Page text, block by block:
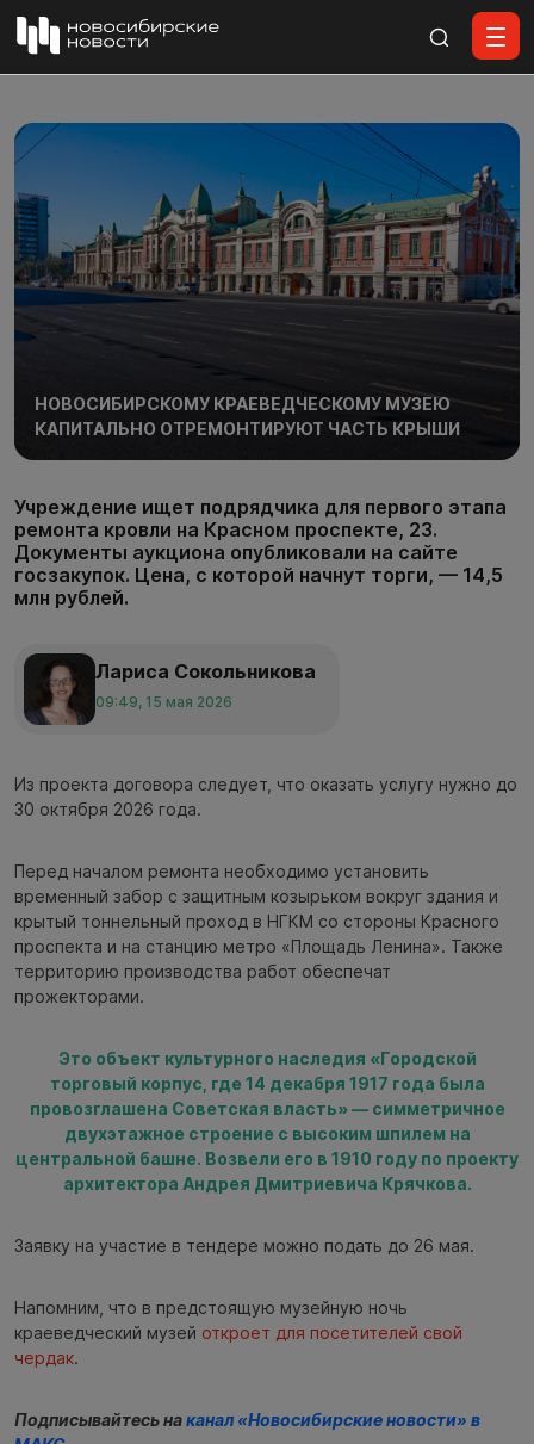
НОВОСИБИРСКОМУ КРАЕВЕДЧЕСКОМУ МУЗЕЮ
КАПИТАЛЬНО ОТРЕМОНТИРУЮТ ЧАСТЬ КРЫШИ
Учреждение ищет подрядчика для первого этапа
ремонта кровли на Красном проспекте, 23.
Документы аукциона опубликовали на сайте
госзакупок. Цена, с которой начнут торги, — 14,5
млн рублей.
Лариса Сокольникова
09:49, 15 мая 2026
Из проекта договора следует, что оказать услугу нужно до
30 октября 2026 года.
Перед началом ремонта необходимо установить
временный забор с защитным козырьком вокруг здания и
крытый тоннельный проход в НГКМ со стороны Красного
проспекта и на станцию метро «Площадь Ленина». Также
территорию производства работ обеспечат
прожекторами.
Это объект культурного наследия «Городской
торговый корпус, где 14 декабря 1917 года была
провозглашена Советская власть» — симметричное
двухэтажное строение с высоким шпилем на
центральной башне. Возвели его в 1910 году по проекту
архитектора Андрея Дмитриевича Крячкова.
Заявку на участие в тендере можно подать до 26 мая.
Напомним, что в предстоящую музейную ночь
краеведческий музей откроет для посетителей свой
чердак.
Подписывайтесь наканал «Новосибирские новости» в